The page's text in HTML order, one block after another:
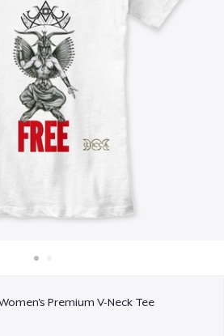
Überall verkaufen
Etwas verkaufen
Premium V-Neck Tee